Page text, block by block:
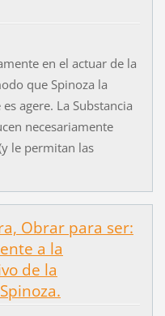
en el actuar de la
que Spinoza la
agere. La Substancia
necesariamente
le permitan las
Obrar para ser:
a la
de la